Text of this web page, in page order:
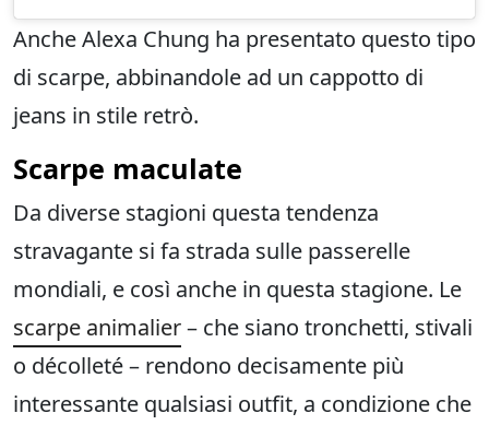
Anche Alexa Chung ha presentato questo tipo
di scarpe, abbinandole ad un cappotto di
jeans in stile retrò.
Scarpe maculate
Da diverse stagioni questa tendenza
stravagante si fa strada sulle passerelle
mondiali, e così anche in questa stagione. Le
scarpe animalier– che siano tronchetti, stivali
o décolleté – rendono decisamente più
interessante qualsiasi outfit, a condizione che